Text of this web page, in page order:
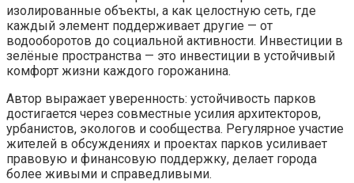
изолированные объекты, а как целостную сеть, где
каждый элемент поддерживает другие — от
водооборотов до социальной активности. Инвестиции в
зелёные пространства — это инвестиции в устойчивый
комфорт жизни каждого горожанина.
Автор выражает уверенность: устойчивость парков
достигается через совместные усилия архитекторов,
урбанистов, экологов и сообщества. Регулярное участие
жителей в обсуждениях и проектах парков усиливает
правовую и финансовую поддержку, делает города
более живыми и справедливыми.